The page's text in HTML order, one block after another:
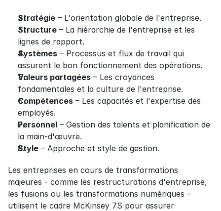
Stratégie – L'orientation globale de l'entreprise.
Structure – La hiérarchie de l'entreprise et les
lignes de rapport.
Systèmes – Processus et flux de travail qui
assurent le bon fonctionnement des opérations.
Valeurs partagées – Les croyances
fondamentales et la culture de l'entreprise.
Compétences – Les capacités et l'expertise des
employés.
Personnel – Gestion des talents et planification de
la main-d'œuvre.
Style – Approche et style de gestion.
Les entreprises en cours de transformations
majeures - comme les restructurations d'entreprise,
les fusions ou les transformations numériques -
utilisent le cadre McKinsey 7S pour assurer